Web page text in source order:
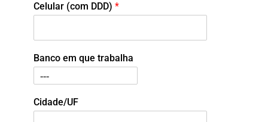
Celular (com DDD) *
Banco em que trabalha
Cidade/UF